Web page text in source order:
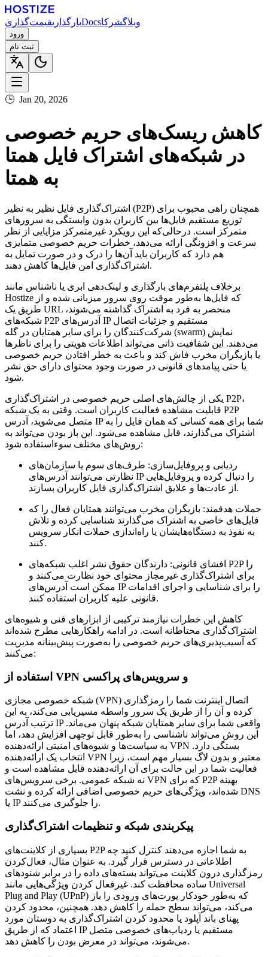
بارگذاریقیمت‌گذاری Docs وبلاگشرکا
ورود
ثبت نام
🕒 Jan 20, 2026
کاهش ریسک‌های حریم خصوصی
در شبکه‌های اشتراک فایل همتا
به همتا
اشتراک‌گذاری فایل نظیر به نظیر (P2P) همچنان راهی محبوب برای
توزیع مستقیم فایل‌ها بین کاربران بدون وابستگی به سرورهای
متمرکز است. درحالی‌که این رویکرد غیرمتمرکز مزایایی از نظر
سرعت و افزونگی ارائه می‌دهد، خطرات حریم خصوصی متمایزی
هم دارد که کاربران باید آن‌ها را درک و در صورت تمایل به
اشتراک‌گذاری امن فایل‌ها کاهش دهند.
برخلاف پلتفرم‌های بارگذاری و لینک‌دهی ابری یا ناشناس مانند
Hostize که فایل‌ها به‌طور موقت روی سرور میزبانی شده و از
طریق یک URL منحصر به فرد به اشتراک گذاشته می‌شوند،
شبکه‌های P2P آدرس‌های IP مستقیم و جزئیات اتصال
شرکت‌کنندگان را برای سایر همتایان در گله (swarm) نمایش
می‌دهند. این شفافیت ذاتی می‌تواند اطلاعات هویتی را برای ناظرها
یا بازیگران مخرب فاش کند و باعث به خطر افتادن حریم خصوصی
یا حتی پیامدهای قانونی در صورت وجود محتوای دارای حق نشر
شود.
یکی از چالش‌های اصلی حریم خصوصی در اشتراک‌گذاری P2P،
قابلیت مشاهده فعالیت کاربران است. وقتی به یک شبکه P2P
متصل می‌شوید، آدرس IP شما برای همه کسانی که همان فایل را به
اشتراک می‌گذارند، قابل مشاهده می‌شود. این باز بودن می‌تواند به
روش‌های مختلف سوءاستفاده شود:
ردیابی و پروفایل‌سازی: طرف‌های سوم یا سازمان‌های
نظارتی می‌توانند آدرس‌های IP را دنبال کرده و پروفایل‌هایی
از عادت‌ها و علایق اشتراک‌گذاری فایل کاربران بسازند.
حملات هدفمند: بازیگران مخرب می‌توانند همتایان فعال را که
فایل‌های خاصی به اشتراک می‌گذارند شناسایی کرده و تلاش
به نفوذ به دستگاه‌هایشان یا راه‌اندازی حملات انکار سرویس
کنند.
افشای قانونی: دارندگان حقوق نشر اغلب شبکه‌های P2P را
برای اشتراک‌گذاری غیرمجاز محتوای خود نظارت می‌کنند و
ممکن است آدرس‌های IP را برای شناسایی و اجرای اقدامات
قانونی علیه کاربران استفاده کنند.
کاهش این خطرات نیازمند ترکیبی از ابزارهای فنی و شیوه‌های
اشتراک‌گذاری محتاطانه است. در ادامه راهکارهایی مطرح شده‌اند
که آسیب‌پذیری‌های حریم خصوصی را به‌صورت پیش‌بینانه مدیریت
می‌کنند:
استفاده از VPN و سرویس‌های پراکسی
شبکه خصوصی مجازی (VPN) اتصال اینترنت شما را رمزگذاری
کرده و آن را از طریق یک سرور واسطه مسیریابی می‌کند، به این
ترتیب آدرس IP واقعی شما برای سایر همتایان شبکه پنهان می‌ماند.
این روش می‌تواند ناشناسی را به‌طور قابل توجهی افزایش دهد، اما
به سیاست‌ها و شیوه‌های امنیتی ارائه‌دهنده VPN بستگی دارد.
انتخاب یک ارائه‌دهنده VPN معتبر و بدون لاگ بسیار مهم است، زیرا
فعالیت شما در این حالت برای آن ارائه‌دهنده قابل مشاهده است و
نه شبکه عمومی. برخی سرویس‌های VPN که برای P2P بهینه
شده‌اند، ویژگی‌های حریم خصوصی اضافی ارائه کرده و نشت DNS
یا IP را جلوگیری می‌کنند.
پیکربندی شبکه و تنظیمات اشتراک‌گذاری
بسیاری از کلاینت‌های P2P به شما اجازه می‌دهند کنترل کنید چه
اطلاعاتی در دسترس قرار گیرد. به عنوان مثال، فعال‌کردن
رمزگذاری درون کلاینت می‌تواند بسته‌های داده را در برابر شنودهای
ساده محافظت کند. غیرفعال کردن ویژگی‌هایی مانند Universal
Plug and Play (UPnP) که به‌طور خودکار پورت‌های ورودی را باز
می‌کند، می‌تواند سطح حمله را کاهش دهد. همچنین، محدود کردن
پهنای باند آپلود یا محدود کردن اشتراک‌گذاری به دوستان مورد
اعتماد که از طریق IP مستقیم یا ردیاب‌های خصوصی متصل
می‌شوند، می‌تواند در معرض بودن را کاهش دهد.